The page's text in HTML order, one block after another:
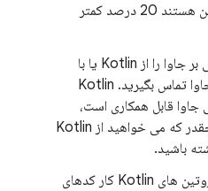
اندرویدی که حاوی کد کاتلین هستند 20 درصد کمتر
کدهای مبتنی بر جاوا را از Kotlin یا با
Kotlin از کدهای مبتنی بر جاوا تماس بگیرید. Kotlin
جاوا قابل همکاری است،
بنابراین شما می توانید هر چقدر که می خواهید از Kotlin
باشید.
کوروتین های Kotlin کار کدهای